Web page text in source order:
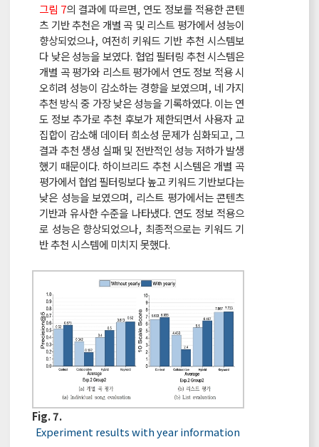
그림 7의 결과에 따르면, 연도 정보를 적용한 콘텐
츠 기반 추천은 개별 곡 및 리스트 평가에서 성능이
향상되었으나, 여전히 키워드 기반 추천 시스템보
다 낮은 성능을 보였다. 협업 필터링 추천 시스템은
개별 곡 평가와 리스트 평가에서 연도 정보 적용 시
오히려 성능이 감소하는 경향을 보였으며, 네 가지
추천 방식 중 가장 낮은 성능을 기록하였다. 이는 연
도 정보 추가로 추천 후보가 제한되면서 사용자 교
집합이 감소해 데이터 희소성 문제가 심화되고, 그
결과 추천 생성 실패 및 전반적인 성능 저하가 발생
했기 때문이다. 하이브리드 추천 시스템은 개별 곡
평가에서 협업 필터링보다 높고 키워드 기반보다는
낮은 성능을 보였으며, 리스트 평가에서는 콘텐츠
기반과 유사한 수준을 나타냈다. 연도 정보 적용으
로 성능은 향상되었으나, 최종적으로는 키워드 기
반 추천 시스템에 미치지 못했다.
Fig. 7.
Experiment results with year information